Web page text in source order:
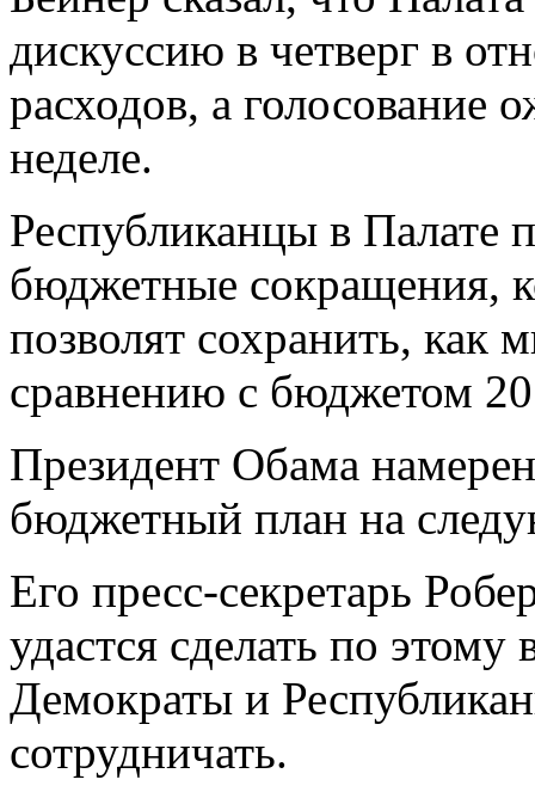
дискуссию в четверг в
расходов, а голосование
неделе.
Республиканцы в Палате
бюджетные сокращения,
позволят сохранить,
сравнению с бюджетом
Президент Обама
бюджетный план на
Его пресс-секретарь
удастся сделать по
Демократы и
сотрудничать.